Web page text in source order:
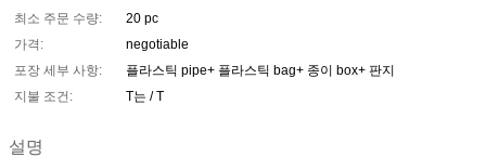
최소 주문 수량:
20 pc
가격:
negotiable
포장 세부 사항:
플라스틱 pipe+ 플라스틱 bag+ 종이 box+ 판지
지불 조건:
T는 / T
설명